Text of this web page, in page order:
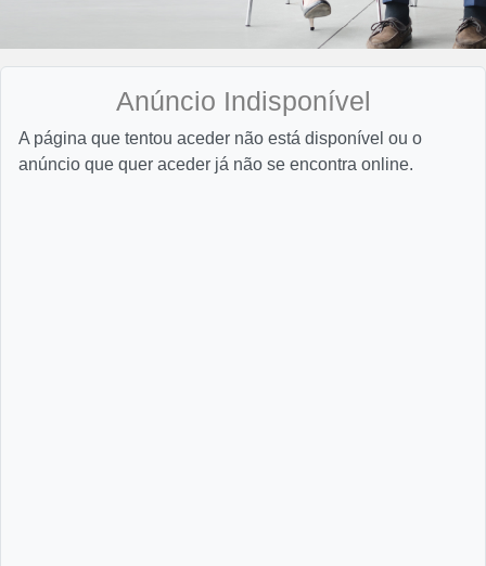
Anúncio Indisponível
A página que tentou aceder não está disponível ou o
anúncio que quer aceder já não se encontra online.